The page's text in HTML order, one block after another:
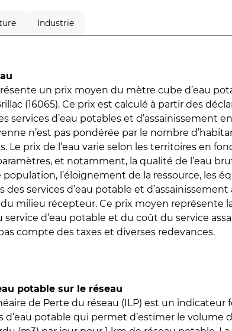
Industrie
un prix moyen du mètre cube d’eau
(16065). Ce prix est calculé à partir des
services d’eau potables et d’assainissement
n’est pas pondérée par le nombre
Le prix de l’eau varie selon les territoires en
et notamment, la qualité de l’eau
l’éloignement de la ressource, les
des services d’eau potable et d’assainissement
milieu récepteur. Ce prix moyen représente
d’eau potable et du coût du service
compte des taxes et diverses redevances.
potable sur le réseau
de Perte du réseau (ILP) est un indicateur
d’eau potable qui permet d’estimer le volume